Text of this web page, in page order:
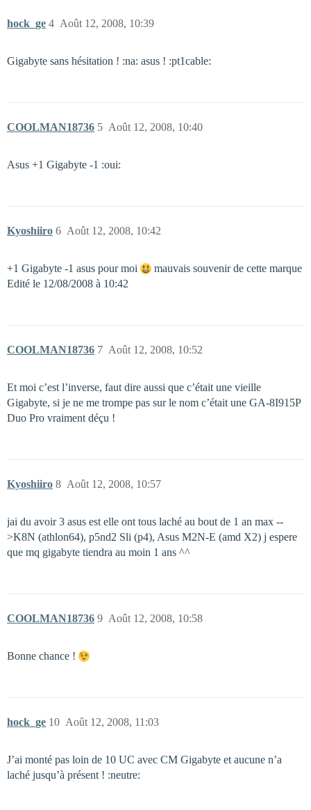
hock_ge Août 12, 2008, 10:39
4
Gigabyte sans hésitation ! :na: asus ! :pt1cable:
COOLMAN18736 Août 12, 2008, 10:40
5
Asus +1 Gigabyte -1 :oui:
Kyoshiiro Août 12, 2008, 10:42
6
+1 Gigabyte -1 asus pour moi
mauvais souvenir de cette marque
Edité le 12/08/2008 à 10:42
COOLMAN18736 Août 12, 2008, 10:52
7
Et moi c’est l’inverse, faut dire aussi que c’était une vieille
Gigabyte, si je ne me trompe pas sur le nom c’était une GA-8I915P
Duo Pro vraiment déçu !
Kyoshiiro Août 12, 2008, 10:57
8
jai du avoir 3 asus est elle ont tous laché au bout de 1 an max --
>K8N (athlon64), p5nd2 Sli (p4), Asus M2N-E (amd X2) j espere
que mq gigabyte tiendra au moin 1 ans ^^
COOLMAN18736 Août 12, 2008, 10:58
9
Bonne chance !
hock_ge Août 12, 2008, 11:03
10
J’ai monté pas loin de 10 UC avec CM Gigabyte et aucune n’a
laché jusqu’à présent ! :neutre: